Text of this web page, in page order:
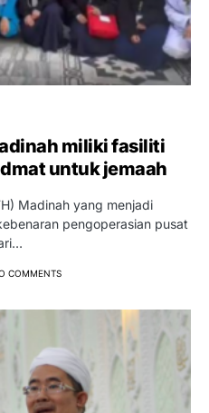
miliki fasiliti
untuk jemaah
Madinah yang menjadi
pengoperasian pusat
COMMENTS